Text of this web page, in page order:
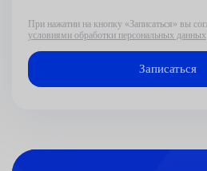
При нажатии на кнопку «Записаться» вы
условиями обработки персональных данных